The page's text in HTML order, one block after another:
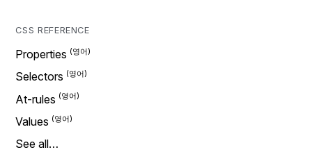
CSS REFERENCE
Properties
Selectors
At-rules
Values
See all…